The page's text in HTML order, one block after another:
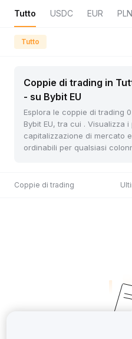
Tutto USDC EUR PLN
Tutto
Coppie di trading in
- su Bybit EU
Esplora le coppie di trading
Bybit EU, tra cui . Visualizza
capitalizzazione di mercato
ordinabili per qualsiasi
Coppie di trading